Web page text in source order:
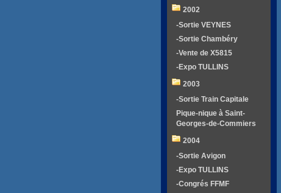
2002
-Sortie VEYNES
-Sortie Chambéry
-Vente de X5815
-Expo TULLINS
2003
-Sortie Train Capitale
Pique-nique à Saint-
Georges-de-Commiers
2004
-Sortie Avigon
-Expo TULLINS
-Congrés FFMF